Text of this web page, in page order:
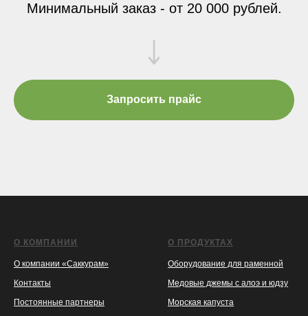
Минимальный заказ - от 20 000 рублей.
Запросить прайс
О КОМПАНИИ
О компании «Саккурам»
Контакты
Постоянные партнеры
О ПРОДУКТАХ
Оборудование для раменной
Медовые джемы с алоэ и юдзу
Морская капуста